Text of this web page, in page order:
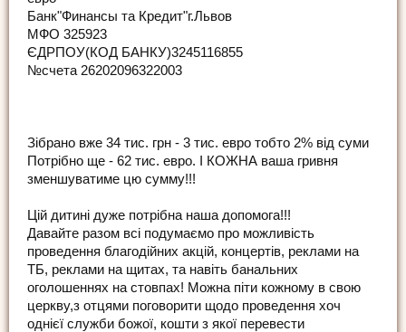
Банк"Финансы та Кредит"г.Львов
МФО 325923
ЄДРПОУ(КОД БАНКУ)3245116855
№счета 26202096322003
Зібрано вже 34 тис. грн - 3 тис. евро тобто 2% від суми
Потрібно ще - 62 тис. евро. І КОЖНА ваша гривня
зменшуватиме цю сумму!!!
Цій дитині дуже потрібна наша допомога!!!
Давайте разом всі подумаємо про можливість
проведення благодійних акцій, концертів, реклами на
ТБ, реклами на щитах, та навіть банальних
оголошеннях на стовпах! Можна піти кожному в свою
церкву,з отцями поговорити щодо проведення хоч
однієї служби божої, кошти з якої перевести